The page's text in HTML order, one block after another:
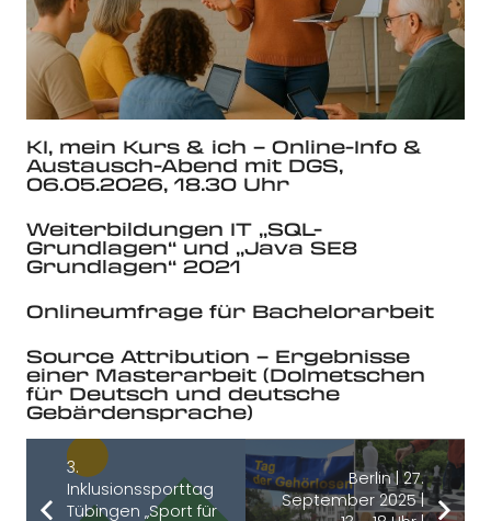
KI, mein Kurs & ich – Online-Info &
Austausch-Abend mit DGS,
06.05.2026, 18.30 Uhr
Weiterbildungen IT „SQL-
Grundlagen“ und „Java SE8
Grundlagen“ 2021
Onlineumfrage für Bachelorarbeit
Source Attribution – Ergebnisse
einer Masterarbeit (Dolmetschen
für Deutsch und deutsche
Gebärdensprache)
3.
Inklusionssporttag
Tübingen „Sport für
Berlin | 27.
September 2025 |